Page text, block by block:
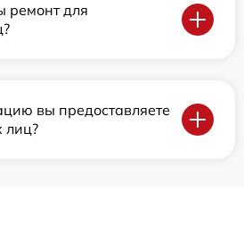
ремонт для
вы предоставляете
лиц?